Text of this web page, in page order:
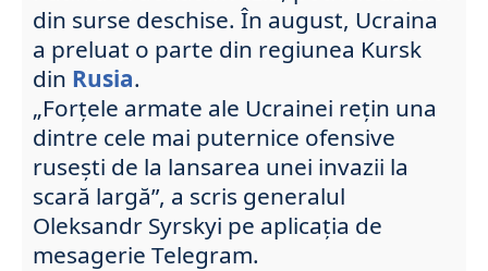
din surse deschise. În august, Ucraina
a preluat o parte din regiunea Kursk
din Rusia.
„Forțele armate ale Ucrainei rețin una
dintre cele mai puternice ofensive
rusești de la lansarea unei invazii la
scară largă”, a scris generalul
Oleksandr Syrskyi pe aplicația de
mesagerie Telegram.